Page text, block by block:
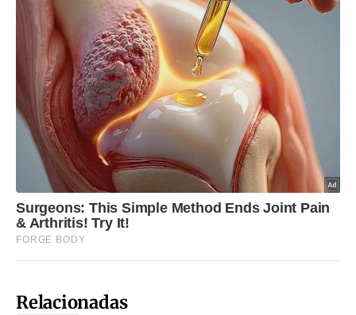
Relacionadas